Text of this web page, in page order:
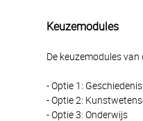
Keuzemodules
De keuzemodules
- Optie 1: Geschiedenis
- Optie 2:
- Optie 3: Onderwijs